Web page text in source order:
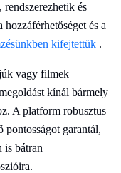
rendszerezhetik és
és a
kifejtettük .
vagy filmek
kínál bármely
A platform robusztus
pontosságot garantál,
is bátran